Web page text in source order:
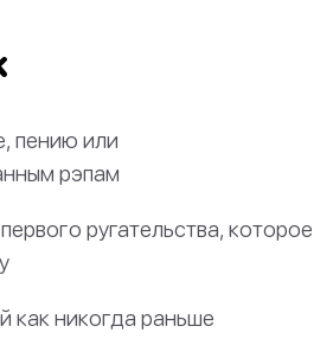
пению или
рэпам
ругательства, которое
как никогда раньше